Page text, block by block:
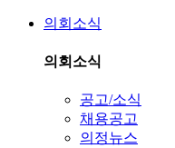
의회소식
의회소식
공고/소식
채용공고
의정뉴스